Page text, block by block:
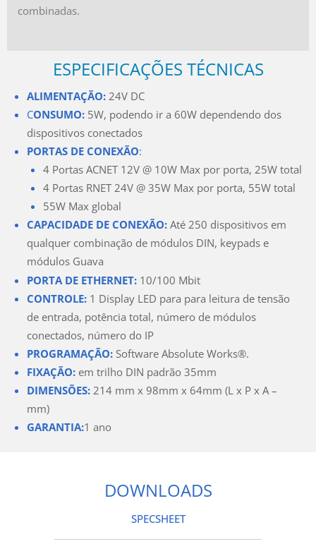
combinadas.
ESPECIFICAÇÕES TÉCNICAS
ALIMENTAÇÃO: 24V DC
CONSUMO: 5W, podendo ir a 60W dependendo dos
dispositivos conectados
PORTAS DE CONEXÃO:
4 Portas ACNET 12V @ 10W Max por porta, 25W total
4 Portas RNET 24V @ 35W Max por porta, 55W total
55W Max global
CAPACIDADE DE CONEXÃO: Até 250 dispositivos em
qualquer combinação de módulos DIN, keypads e
módulos Guava
PORTA DE ETHERNET: 10/100 Mbit
CONTROLE: 1 Display LED para para leitura de tensão
de entrada, potência total, número de módulos
conectados, número do IP
PROGRAMAÇÃO: Software Absolute Works®.
FIXAÇÃO: em trilho DIN padrão 35mm
DIMENSÕES: 214 mm x 98mm x 64mm (L x P x A –
mm)
GARANTIA:1 ano
DOWNLOADS
SPECSHEET